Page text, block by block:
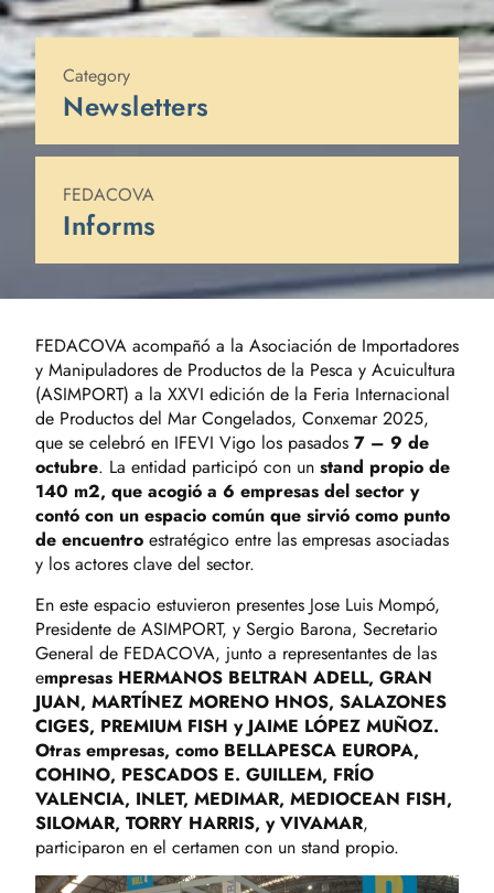
Category
Newsletters
FEDACOVA
Informs
FEDACOVA acompañó a la Asociación de Importadores
y Manipuladores de Productos de la Pesca y Acuicultura
(ASIMPORT) a la XXVI edición de la Feria Internacional
de Productos del Mar Congelados, Conxemar 2025,
que se celebró en IFEVI Vigo los pasados 7 – 9 de
octubre. La entidad participó con un stand propio de
140 m2, que acogió a 6 empresas del sector y
contó con un espacio común que sirvió como punto
de encuentro estratégico entre las empresas asociadas
y los actores clave del sector.
En este espacio estuvieron presentes Jose Luis Mompó,
Presidente de ASIMPORT, y Sergio Barona, Secretario
General de FEDACOVA, junto a representantes de las
empresas HERMANOS BELTRAN ADELL, GRAN
JUAN, MARTÍNEZ MORENO HNOS, SALAZONES
CIGES, PREMIUM FISH y JAIME LÓPEZ MUÑOZ.
Otras empresas, como BELLAPESCA EUROPA,
COHINO, PESCADOS E. GUILLEM, FRÍO
VALENCIA, INLET, MEDIMAR, MEDIOCEAN FISH,
SILOMAR, TORRY HARRIS, y VIVAMAR,
participaron en el certamen con un stand propio.